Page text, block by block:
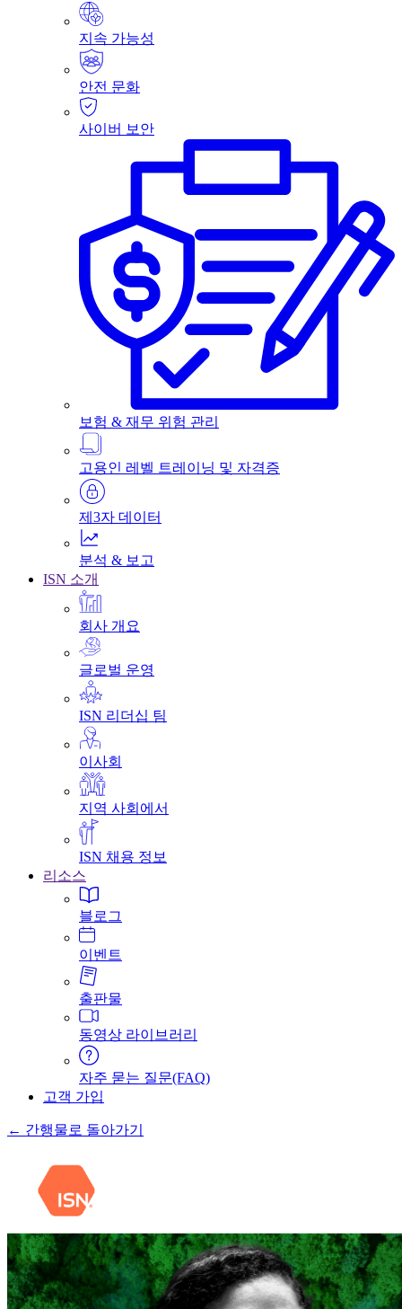
지속 가능성
안전 문화
사이버 보안
보험 & 재무 위험 관리
고용인 레벨 트레이닝 및 자격증
제3자 데이터
분석 & 보고
ISN 소개
회사 개요
글로벌 운영
ISN 리더십 팀
이사회
지역 사회에서
ISN 채용 정보
리소스
블로그
이벤트
출판물
동영상 라이브러리
자주 묻는 질문(FAQ)
고객 가입
← 간행물로 돌아가기